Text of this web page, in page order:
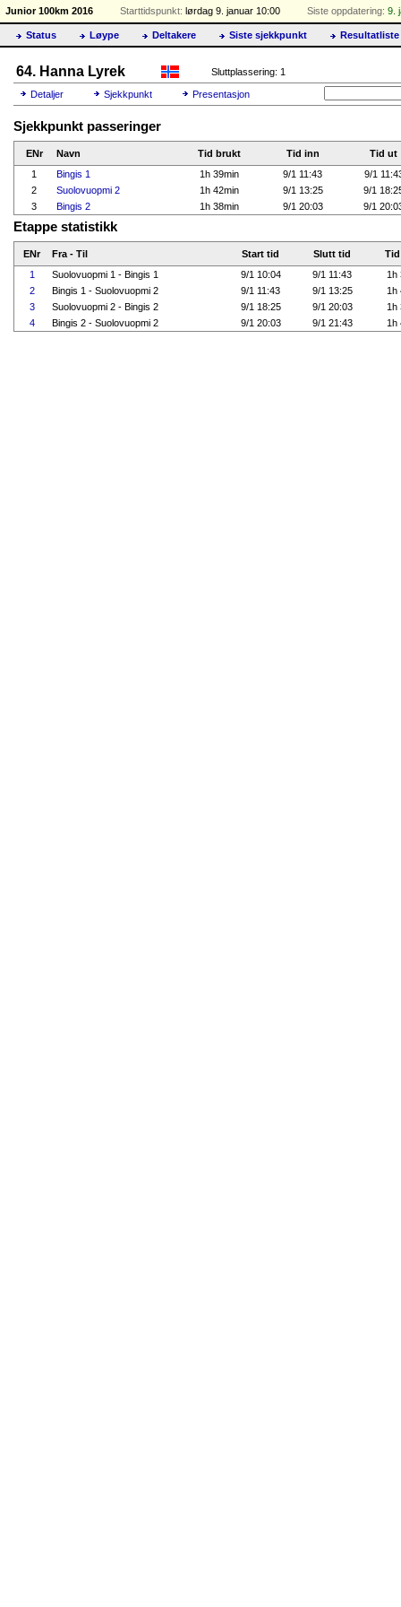
Junior 100km 2016 Starttidspunkt: lørdag 9. januar 10:00 Siste oppdatering: 9.
Status Løype Deltakere Siste sjekkpunkt Resultatliste
64. Hanna Lyrek Sluttplassering: 1
Detaljer Sjekkpunkt Presentasjon
Sjekkpunkt passeringer
ENr Navn Tid brukt Tid inn
Tid ut
1
Bingis 1 1h 39min 9/1 11:43
9/1
2
Suolovuopmi 2 1h 42min 9/1 13:25
9/1
3
Bingis 2 1h 38min 9/1 20:03 9/1
Etappe statistikk
ENr Fra - Til Start tid Slutt tid
1
Suolovuopmi 1 - Bingis 1 9/1 10:04 9/1 11:43
1h
2
Bingis 1 - Suolovuopmi 2 9/1 11:43 9/1 13:25
1h
3
Suolovuopmi 2 - Bingis 2 9/1 18:25 9/1 20:03
1h
4
Bingis 2 - Suolovuopmi 2 9/1 20:03 9/1 21:43 1h